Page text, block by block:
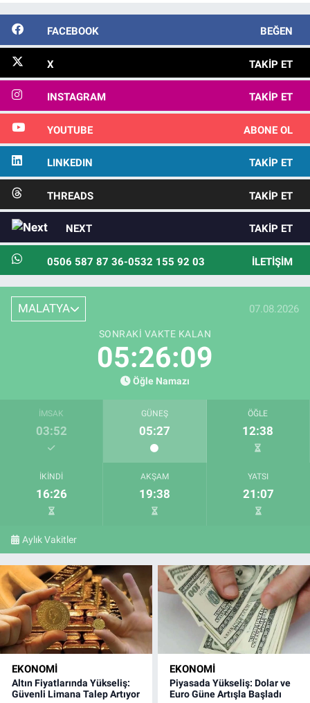
FACEBOOK BEĞEN
X TAKIP ET
INSTAGRAM TAKIP ET
YOUTUBE ABONE OL
LINKEDIN TAKIP ET
THREADS TAKIP ET
NEXT TAKIP ET
0506 587 87 36-0532 155 92 03 İLETIŞIM
MALATYA 07.08.2026
SONRAKI VAKTE KALAN
05:26:07
Öğle Namazı
İMSAK
03:52
GÜNEŞ
05:27
ÖĞLE
12:38
İKINDI
16:26
AKŞAM
19:38
YATSI
21:07
Aylık Vakitler
EKONOMI
Altın Fiyatlarında Yükseliş:
Güvenli Limana Talep Artıyor
EKONOMI
Piyasada Yükseliş: Dolar ve
Euro Güne Artışla Başladı